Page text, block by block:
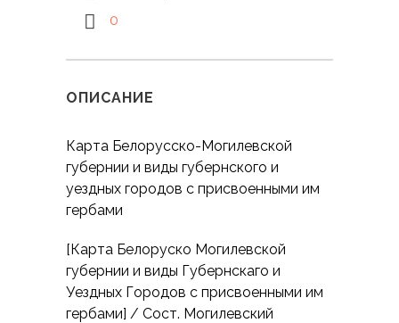
0
ОПИСАНИЕ
Карта Белорусско-Могилевской
губернии и виды губернского и
уездных городов с присвоенными им
гербами
[Карта Белоруско Могилевской
губернии и виды Губернскаго и
Уездных Городов с присвоенными им
гербами] / Сост. Могилевский